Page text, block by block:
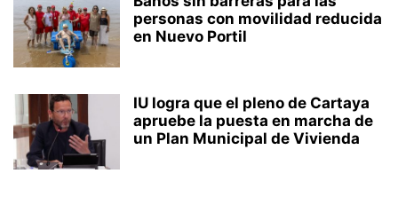
personas con movilidad reducida
en Nuevo Portil
IU logra que el pleno de Cartaya
apruebe la puesta en marcha de
un Plan Municipal de Vivienda